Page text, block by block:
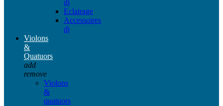
dj
Eclairage
Accessoires
dj
Violons
&
Quatuors
add
remove
Violons
&
quatuors